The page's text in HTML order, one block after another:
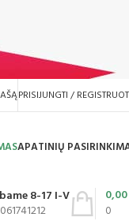
PRISIJUNGTI /
APATINIŲ
8-17 I-V
0
0,00